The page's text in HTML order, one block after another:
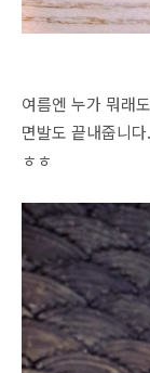
여름엔 누가 뭐래
면발도 끝내줍니
ㅎㅎ